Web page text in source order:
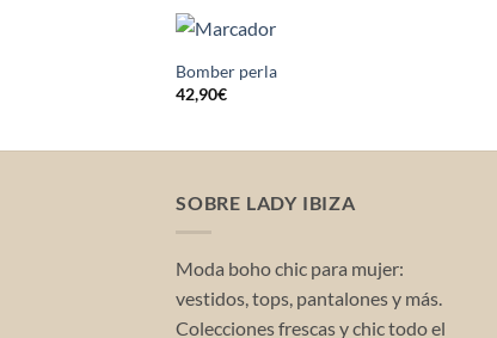
Bomber perla
42,90€
SOBRE LADY IBIZA
Moda boho chic para mujer:
vestidos, tops, pantalones y más.
Colecciones frescas y chic todo el